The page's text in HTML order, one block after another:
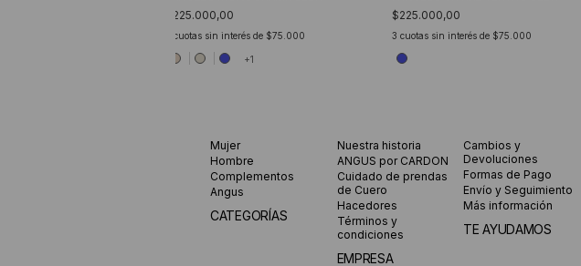
$225.000,00
cuotas sin interés de $75.000
+1
$225.000,00
3 cuotas sin interés de $75.000
Mujer
Hombre
Complementos
Angus
CATEGORÍAS
Nuestra historia
ANGUS por CARDON
Cuidado de prendas
de Cuero
Hacedores
Términos y
condiciones
EMPRESA
Cambios y
Devoluciones
Formas de Pago
Envío y Seguimiento
Más información
TE AYUDAMOS